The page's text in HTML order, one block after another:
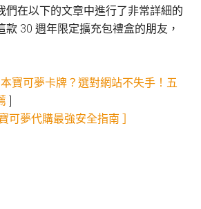
們在以下的文章中進行了非常詳細的
款 30 週年限定擴充包禮盒的朋友，
寶可夢卡牌？選對網站不失手！五
]
可夢代購最強安全指南 ］